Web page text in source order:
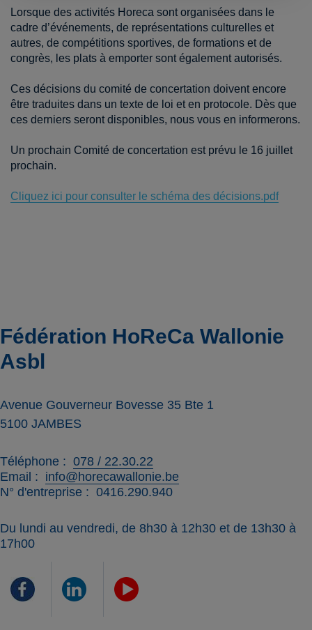
Lorsque des activités Horeca sont organisées dans le
cadre d’événements, de représentations culturelles et
autres, de compétitions sportives, de formations et de
congrès, les plats à emporter sont également autorisés.
Ces décisions du comité de concertation doivent encore
être traduites dans un texte de loi et en protocole. Dès que
ces derniers seront disponibles, nous vous en informerons.
Un prochain Comité de concertation est prévu le 16 juillet
prochain.
Cliquez ici pour consulter le schéma des décisions.pdf
Fédération HoReCa Wallonie
Asbl
Avenue Gouverneur Bovesse 35 Bte 1
5100 JAMBES
Téléphone
078 / 22.30.22
Email
info@horecawallonie.be
N° d'entreprise
0416.290.940
Du lundi au vendredi, de 8h30 à 12h30 et de 13h30 à
17h00